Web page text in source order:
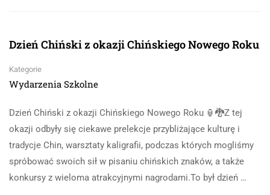
Dzień Chiński z okazji Chińskiego Nowego Roku
Kategorie
Wydarzenia Szkolne
Dzień Chiński z okazji Chińskiego Nowego Roku 🏮🐉Z tej
okazji odbyły się ciekawe prelekcje przybliżające kulturę i
tradycje Chin, warsztaty kaligrafii, podczas których mogliśmy
spróbować swoich sił w pisaniu chińskich znaków, a także
konkursy z wieloma atrakcyjnymi nagrodami.To był dzień …